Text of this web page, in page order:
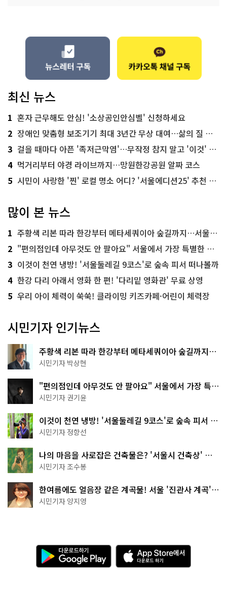
최신 뉴스
1 혼자 근무해도 안심! '소상공인안심벨' 신청하세요
2 장애인 맞춤형 보조기기 최대 3년간 무상 대여…삶의 질 높인다
3 걸을 때마다 아픈 '족저근막염'…무작정 참지 말고 '이것' 해보세요!
4 먹거리부터 야경 라이브까지…망원한강공원 알짜 코스
5 시민이 사랑한 '찐' 로컬 명소 어디? '서울에디션25' 추천 코스
많이 본 뉴스
1 주황색 리본 따라 한강부터 메타세쿼이아 숲길까지…서울둘레길 15코스
2 "편의점인데 아무것도 안 팔아요" 서울에서 가장 특별한 편의점의 정체
3 이것이 천연 냉방! '서울둘레길 9코스'로 숲속 피서 떠나볼까
4 한강 다리 아래서 영화 한 편! '다리밑 영화관' 무료 상영
5 우리 아이 체력이 쑥쑥! 클라이밍 키즈카페·어린이 체력장
시민기자 인기뉴스
주황색 리본 따라 한강부터 메타세쿼이아 숲길까지…
서울둘레길 15코스
시민기자 박상현
"편의점인데 아무것도 안 팔아요" 서울에서 가장 특별
한 편의점의 정체
시민기자 권기윤
이것이 천연 냉방! '서울둘레길 9코스'로 숲속 피서 떠
나볼까
시민기자 정향선
나의 마음을 사로잡은 건축물은? '서울시 건축상' 수
상작 공개!
시민기자 조수봉
한여름에도 얼음장 같은 계곡물! 서울 '진관사 계곡'이
천국이네~
시민기자 양지영
다
운
로
A
p
p